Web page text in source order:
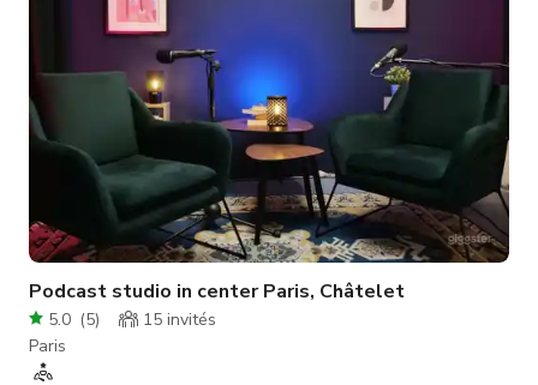
Podcast studio in center Paris, Châtelet
5.0 (5) 15 invités
Paris